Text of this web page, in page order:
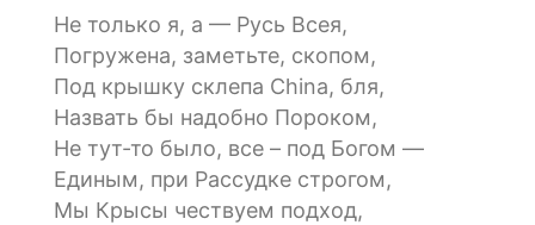
Не только я, а — Русь Всея,
Погружена, заметьте, скопом,
Под крышку склепа China, бля,
Назвать бы надобно Пороком,
Не тут-то было, все – под Богом —
Единым, при Рассудке строгом,
Мы Крысы чествуем подход,